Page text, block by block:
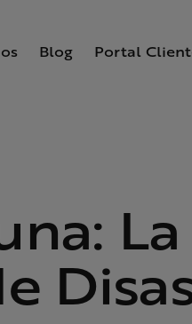
Blog Portal
La